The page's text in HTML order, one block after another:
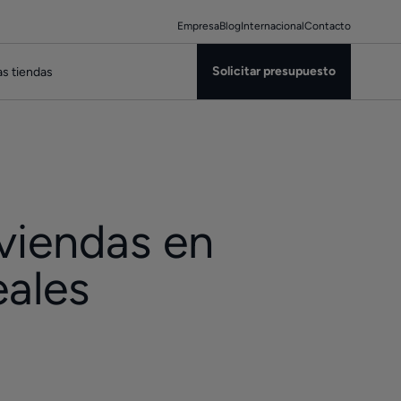
EmpresaBlogInternacionalContacto
tiendas Solicitar presupuesto
en